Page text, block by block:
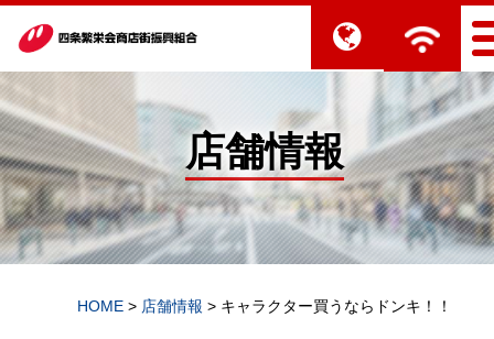
店舗情報
HOME > 店舗情報 > キャラクター買うならドンキ！！